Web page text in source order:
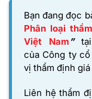
Bạn đang đọc
Phân loại
Việt Nam ”
của Công ty
vị thẩm định
Liên hệ thẩm